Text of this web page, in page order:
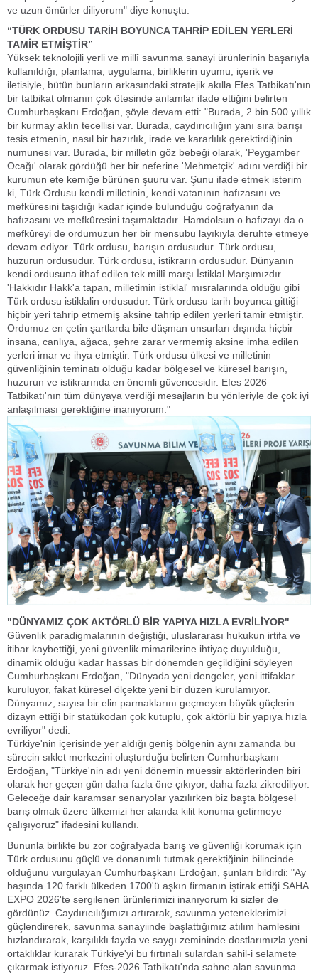
ve uzun ömürler diliyorum" diye konuştu.
“TÜRK ORDUSU TARİH BOYUNCA TAHRİP EDİLEN YERLERİ
TAMİR ETMİŞTİR”
Yüksek teknolojili yerli ve millî savunma sanayi ürünlerinin başarıyla
kullanıldığı, planlama, uygulama, birliklerin uyumu, içerik ve
iletisiyle, bütün bunların arkasındaki stratejik akılla Efes Tatbikatı'nın
bir tatbikat olmanın çok ötesinde anlamlar ifade ettiğini belirten
Cumhurbaşkanı Erdoğan, şöyle devam etti: "Burada, 2 bin 500 yıllık
bir kurmay aklın tecellisi var. Burada, caydırıcılığın yanı sıra barışı
tesis etmenin, nasıl bir hazırlık, irade ve kararlılık gerektirdiğinin
numunesi var. Burada, bir milletin göz bebeği olarak, 'Peygamber
Ocağı' olarak gördüğü her bir neferine 'Mehmetçik' adını verdiği bir
kurumun ete kemiğe bürünen şuuru var. Şunu ifade etmek isterim
ki, Türk Ordusu kendi milletinin, kendi vatanının hafızasını ve
mefkûresini taşıdığı kadar içinde bulunduğu coğrafyanın da
hafızasını ve mefkûresini taşımaktadır. Hamdolsun o hafızayı da o
mefkûreyi de ordumuzun her bir mensubu layıkıyla deruhte etmeye
devam ediyor. Türk ordusu, barışın ordusudur. Türk ordusu,
huzurun ordusudur. Türk ordusu, istikrarın ordusudur. Dünyanın
kendi ordusuna ithaf edilen tek millî marşı İstiklal Marşımızdır.
'Hakkıdır Hakk'a tapan, milletimin istiklal' mısralarında olduğu gibi
Türk ordusu istiklalin ordusudur. Türk ordusu tarih boyunca gittiği
hiçbir yeri tahrip etmemiş aksine tahrip edilen yerleri tamir etmiştir.
Ordumuz en çetin şartlarda bile düşman unsurları dışında hiçbir
insana, canlıya, ağaca, şehre zarar vermemiş aksine imha edilen
yerleri imar ve ihya etmiştir. Türk ordusu ülkesi ve milletinin
güvenliğinin teminatı olduğu kadar bölgesel ve küresel barışın,
huzurun ve istikrarında en önemli güvencesidir. Efes 2026
Tatbikatı'nın tüm dünyaya verdiği mesajların bu yönleriyle de çok iyi
anlaşılması gerektiğine inanıyorum."
"DÜNYAMIZ ÇOK AKTÖRLÜ BİR YAPIYA HIZLA EVRİLİYOR"
Güvenlik paradigmalarının değiştiği, uluslararası hukukun irtifa ve
itibar kaybettiği, yeni güvenlik mimarilerine ihtiyaç duyulduğu,
dinamik olduğu kadar hassas bir dönemden geçildiğini söyleyen
Cumhurbaşkanı Erdoğan, "Dünyada yeni dengeler, yeni ittifaklar
kuruluyor, fakat küresel ölçekte yeni bir düzen kurulamıyor.
Dünyamız, sayısı bir elin parmaklarını geçmeyen büyük güçlerin
dizayn ettiği bir statükodan çok kutuplu, çok aktörlü bir yapıya hızla
evriliyor" dedi.
Türkiye'nin içerisinde yer aldığı geniş bölgenin aynı zamanda bu
sürecin sıklet merkezini oluşturduğu belirten Cumhurbaşkanı
Erdoğan, "Türkiye'nin adı yeni dönemin müessir aktörlerinden biri
olarak her geçen gün daha fazla öne çıkıyor, daha fazla zikrediliyor.
Geleceğe dair karamsar senaryolar yazılırken biz başta bölgesel
barış olmak üzere ülkemizi her alanda kilit konuma getirmeye
çalışıyoruz" ifadesini kullandı.
Bununla birlikte bu zor coğrafyada barış ve güvenliği korumak için
Türk ordusunu güçlü ve donanımlı tutmak gerektiğinin bilincinde
olduğunu vurgulayan Cumhurbaşkanı Erdoğan, şunları bildirdi: "Ay
başında 120 farklı ülkeden 1700'ü aşkın firmanın iştirak ettiği SAHA
EXPO 2026'te sergilenen ürünlerimizi inanıyorum ki sizler de
gördünüz. Caydırıcılığımızı artırarak, savunma yeteneklerimizi
güçlendirerek, savunma sanayiinde başlattığımız atılım hamlesini
hızlandırarak, karşılıklı fayda ve saygı zemininde dostlarımızla yeni
ortaklıklar kurarak Türkiye'yi bu fırtınalı sulardan sahil-i selamete
çıkarmak istiyoruz. Efes-2026 Tatbikatı'nda sahne alan savunma